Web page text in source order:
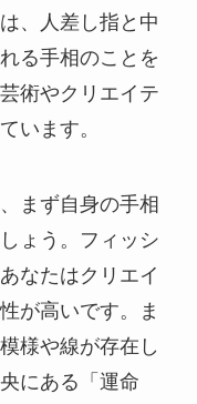
、人差し指と中
る手相のことを
術やクリエイテ
います。
まず自身の手相
ょう。フィッシ
なたはクリエイ
が高いです。ま
様や線が存在し
にある「運命